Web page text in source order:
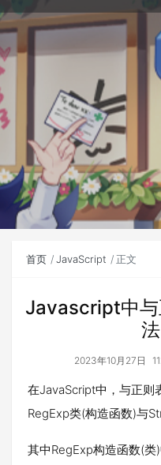
首页 JavaScript 正文
Javascript中与
2023年10月27日
在JavaScript中，与正则
RegExp类(构造函数)与
其中RegExp构造函数(类